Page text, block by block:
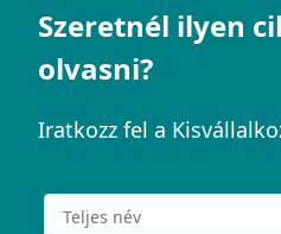
Szeretnél ilyen
olvasni?
Iratkozz fel a